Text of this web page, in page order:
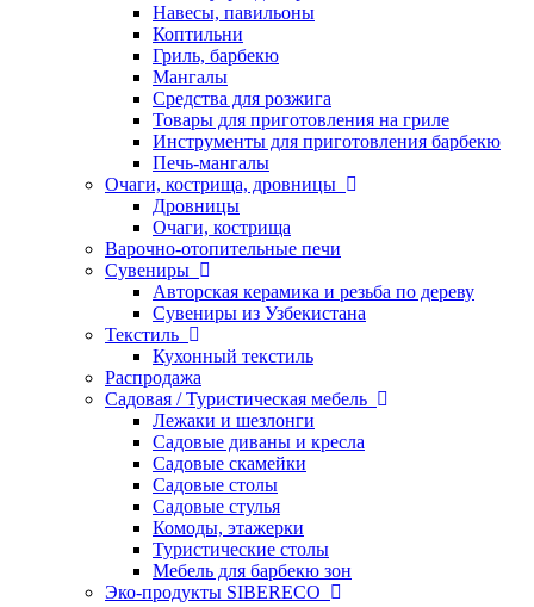
Навесы, павильоны
Коптильни
Гриль, барбекю
Мангалы
Средства для розжига
Товары для приготовления на гриле
Инструменты для приготовления барбекю
Печь-мангалы
Очаги, кострища, дровницы
Дровницы
Очаги, кострища
Варочно-отопительные печи
Сувениры
Авторская керамика и резьба по дереву
Сувениры из Узбекистана
Текстиль
Кухонный текстиль
Распродажа
Садовая / Туристическая мебель
Лежаки и шезлонги
Садовые диваны и кресла
Садовые скамейки
Садовые столы
Садовые стулья
Комоды, этажерки
Туристические столы
Мебель для барбекю зон
Эко-продукты SIBERECO